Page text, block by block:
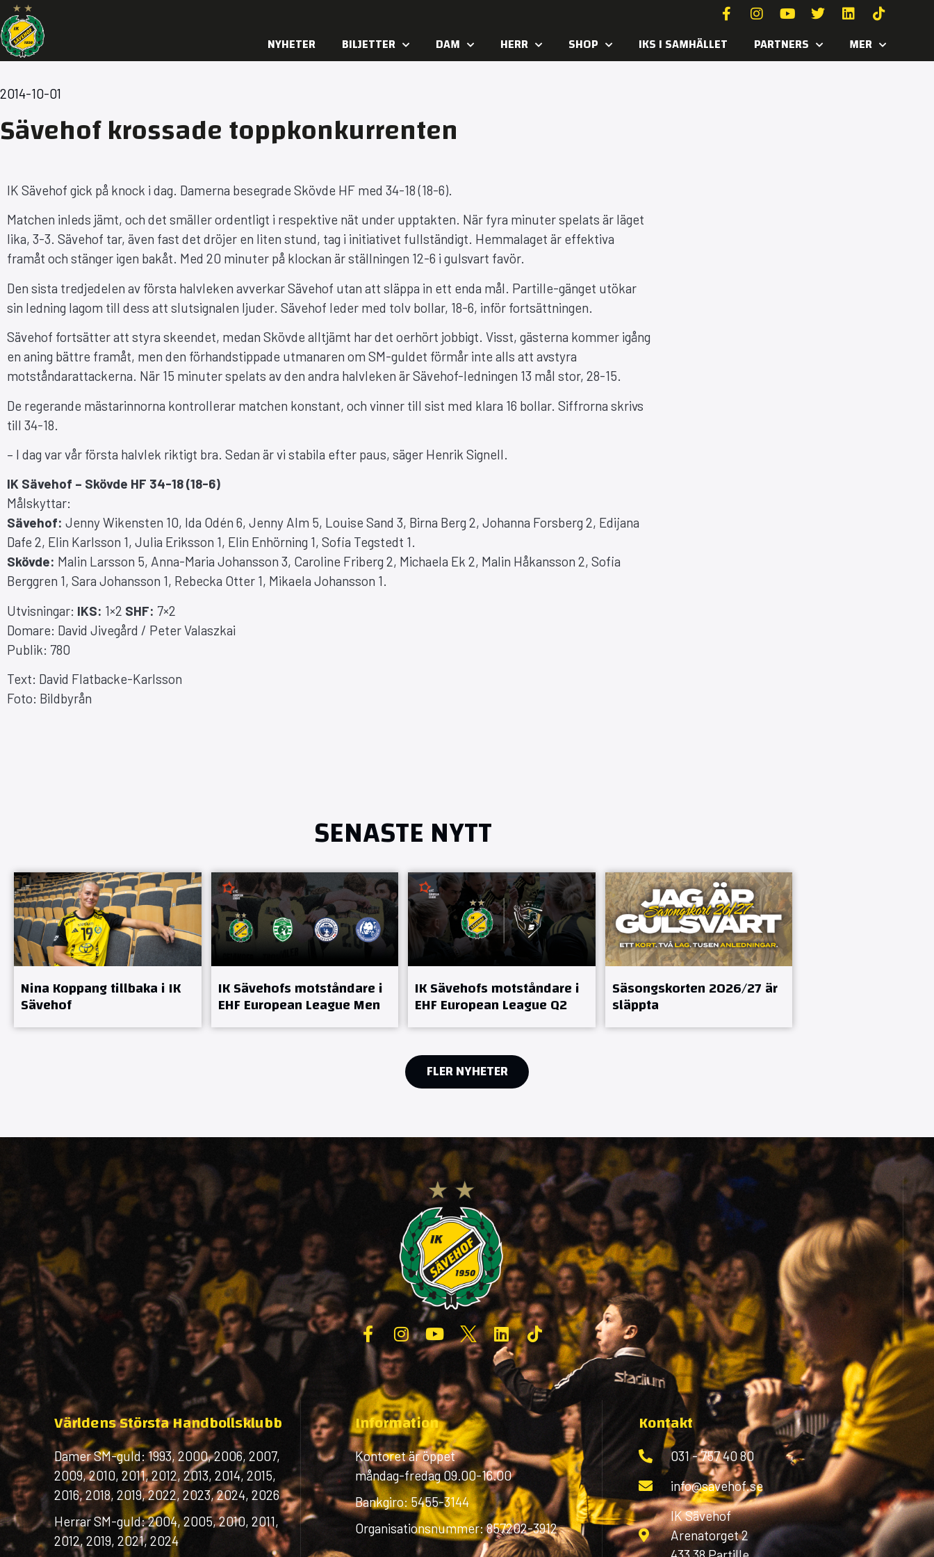
NYHETER BILJETTER DAM HERR SHOP IKS I SAMHÄLLET PARTNERS MER
2014-10-01
Sävehof krossade toppkonkurrenten
IK Sävehof gick på knock i dag. Damerna besegrade Skövde HF med 34-18 (18-6).
Matchen inleds jämt, och det smäller ordentligt i respektive nät under upptakten. När fyra minuter spelats är läget
lika, 3-3. Sävehof tar, även fast det dröjer en liten stund, tag i initiativet fullständigt. Hemmalaget är effektiva
framåt och stänger igen bakåt. Med 20 minuter på klockan är ställningen 12-6 i gulsvart favör.
Den sista tredjedelen av första halvleken avverkar Sävehof utan att släppa in ett enda mål. Partille-gänget utökar
sin ledning lagom till dess att slutsignalen ljuder. Sävehof leder med tolv bollar, 18-6, inför fortsättningen.
Sävehof fortsätter att styra skeendet, medan Skövde alltjämt har det oerhört jobbigt. Visst, gästerna kommer igång
en aning bättre framåt, men den förhandstippade utmanaren om SM-guldet förmår inte alls att avstyra
motståndarattackerna. När 15 minuter spelats av den andra halvleken är Sävehof-ledningen 13 mål stor, 28-15.
De regerande mästarinnorna kontrollerar matchen konstant, och vinner till sist med klara 16 bollar. Siffrorna skrivs
till 34-18.
– I dag var vår första halvlek riktigt bra. Sedan är vi stabila efter paus, säger Henrik Signell.
IK Sävehof – Skövde HF 34-18 (18-6)
Målskyttar:
Sävehof: Jenny Wikensten 10, Ida Odén 6, Jenny Alm 5, Louise Sand 3, Birna Berg 2, Johanna Forsberg 2, Edijana
Dafe 2, Elin Karlsson 1, Julia Eriksson 1, Elin Enhörning 1, Sofia Tegstedt 1.
Skövde: Malin Larsson 5, Anna-Maria Johansson 3, Caroline Friberg 2, Michaela Ek 2, Malin Håkansson 2, Sofia
Berggren 1, Sara Johansson 1, Rebecka Otter 1, Mikaela Johansson 1.
Utvisningar: IKS: 1×2 SHF: 7×2
Domare: David Jivegård / Peter Valaszkai
Publik: 780
Text: David Flatbacke-Karlsson
Foto: Bildbyrån
SENASTE NYTT
Nina Koppang tillbaka i IK
Sävehof
IK Sävehofs motståndare i
EHF European League Men
IK Sävehofs motståndare i
EHF European League Q2
Säsongskorten 2026/27 är
släppta
FLER NYHETER
Världens Största Handbollsklubb
Damer SM-guld: 1993, 2000, 2006, 2007,
2009, 2010, 2011, 2012, 2013, 2014, 2015,
2016, 2018, 2019, 2022, 2023, 2024, 2026
Herrar SM-guld: 2004, 2005, 2010, 2011,
2012, 2019, 2021, 2024
Information
Kontoret är öppet
måndag-fredag 09.00-16.00
Bankgiro: 5455-3144
Organisationsnummer: 857202-3912
Kontakt
031 - 757 40 80
info@savehof.se
IK Sävehof
Arenatorget 2